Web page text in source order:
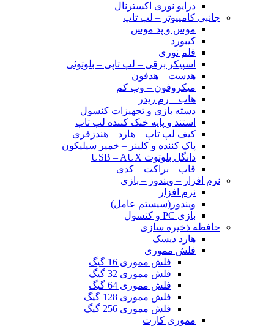
درایو نوری اکسترنال
جانبی کامپیوتر – لپ تاپ
موس و پد موس
کیبورد
قلم نوری
اسپیکر برقی – لپ تاپی – بلوتوثی
هدست – هدفون
میکروفون – وب کم
هاب – رم ریدر
دسته بازی و تجهیزات کنسول
استند و پایه خنک کننده لپ تاپ
کیف لپ تاپ – هارد – هندزفری
پاک کننده و کلینر – خمیر سیلیکون
دانگل بلوتوث USB – AUX
قاب – براکت – کدی
نرم افزار – ویندوز – بازی
نرم افزار
ویندوز(سیستم عامل)
بازی PC و کنسول
حافظه ذخیره سازی
هارد دیسک
فلش مموری
فلش مموری 16 گیگ
فلش مموری 32 گیگ
فلش مموری 64 گیگ
فلش مموری 128 گیگ
فلش مموری 256 گیگ
مموری کارت